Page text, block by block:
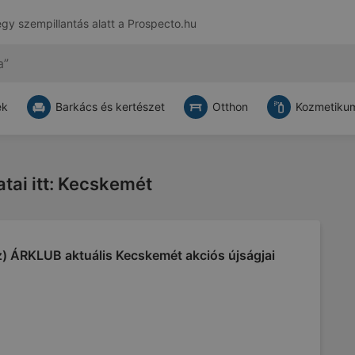
szempillantás alatt a Prospecto.hu
Barkács és kertészet Otthon
itt: Kecskemét
ÁRKLUB aktuális Kecskemét akciós újságjai